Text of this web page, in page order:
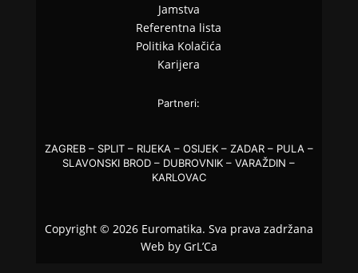
Jamstva
Referentna lista
Politika Kolačića
Karijera
Partneri:
ZAGREB – SPLIT – RIJEKA – OSIJEK – ZADAR – PULA –
SLAVONSKI BROD – DUBROVNIK – VARAŽDIN –
KARLOVAC
Copyright © 2026 Euromatika. Sva prava zadržana
Web by GrL’Ca